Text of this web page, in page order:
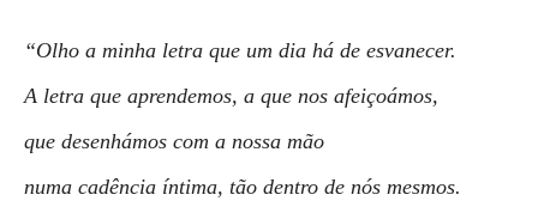
“Olho a minha letra que um dia há de esvanecer.
A letra que aprendemos, a que nos afeiçoámos,
que desenhámos com a nossa mão
numa cadência íntima, tão dentro de nós mesmos.